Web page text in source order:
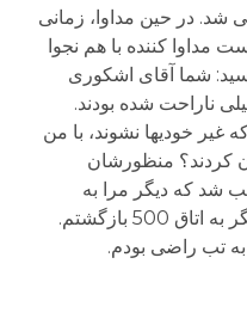
شد. در حین مداوا، زمانی
مداوا کننده با هم نجوا
شما آقای اشکوری
ناراحت شده بودند.
غیر خودی­ها نشوند، با من
کردند؟ منظورشان
شد که دیگر مرا به
انفرادی نفرستند و از این رو بار دیگر به اتاق 500 بازگشتم.
تب راضی بودم.